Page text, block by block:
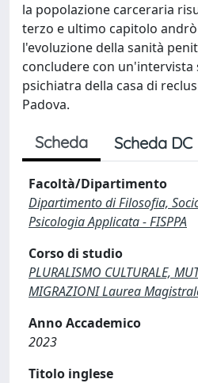
la popolazione carceraria
terzo e ultimo capitolo
l'evoluzione della sanità
concludere con
psichiatra della casa di
Padova.
Scheda Scheda DC
Facoltà/Dipartimento
Dipartimento di Filosofia,
Psicologia Applicata - FISPPA
Corso di studio
PLURALISMO CULTURALE,
MIGRAZIONI Laurea
Anno Accademico
2023
Titolo inglese